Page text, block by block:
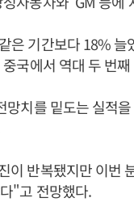
은 기간보다 18%
국에서 역대 두 번
치를 밑도는 실적
이 반복됐지만 이번
"고 전망했다.